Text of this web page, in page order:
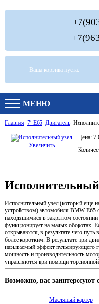
Ваша корзина пуста.
МЕНЮ
Главная 7′ E65 Двигатель
Увеличить
Цена: 7
Исполнительный узел (который еще
устройством) автомобиля BMW E65
находящимися в закрытом состоянии
функционирует на малых оборотах.
открываются, в результате чего путь
более коротким. В результате при
называемый эффект пульсирующего
мощность и производительность
управляются при помощи
Возможно, вас
Масляный картер